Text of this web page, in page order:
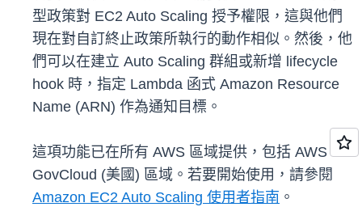
型政策對 EC2 Auto Scaling 授予權限，這與他們
現在對自訂終止政策所執行的動作相似。然後，他
們可以在建立 Auto Scaling 群組或新增 lifecycle
hook 時，指定 Lambda 函式 Amazon Resource
Name (ARN) 作為通知目標。
這項功能已在所有 AWS 區域提供，包括 AWS
GovCloud (美國) 區域。若要開始使用，請參閱
Amazon EC2 Auto Scaling 使用者指南 。